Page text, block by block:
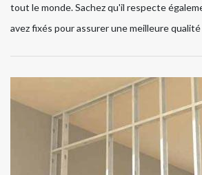
tout le monde. Sachez qu'il respecte
avez fixés pour assurer une meilleure